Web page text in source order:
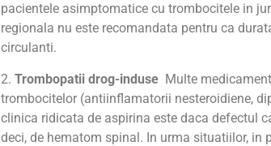
pacientele asimptomatice cu trombocitele in
regionala nu este recomandata pentru ca
circulanti.
2. Trombopatii drog-induseMulte
trombocitelor (antiinflamatorii nesteroidiene,
clinica ridicata de aspirina este daca defectul
deci, de hematom spinal. In urma situatiilor, in